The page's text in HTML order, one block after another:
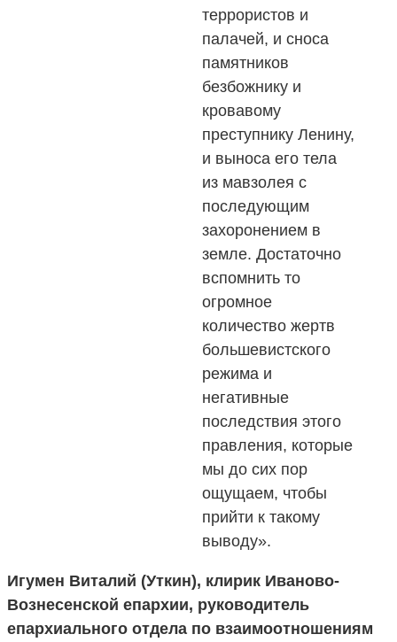
террористов и
палачей, и сноса
памятников
безбожнику и
кровавому
преступнику Ленину,
и выноса его тела
из мавзолея с
последующим
захоронением в
земле. Достаточно
вспомнить то
огромное
количество жертв
большевистского
режима и
негативные
последствия этого
правления, которые
мы до сих пор
ощущаем, чтобы
прийти к такому
выводу».
Игумен Виталий (Уткин), клирик Иваново-
Вознесенской епархии, руководитель
епархиального отдела по взаимоотношениям